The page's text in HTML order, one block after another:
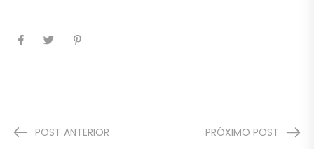
POST ANTERIOR PRÓXIMO POST